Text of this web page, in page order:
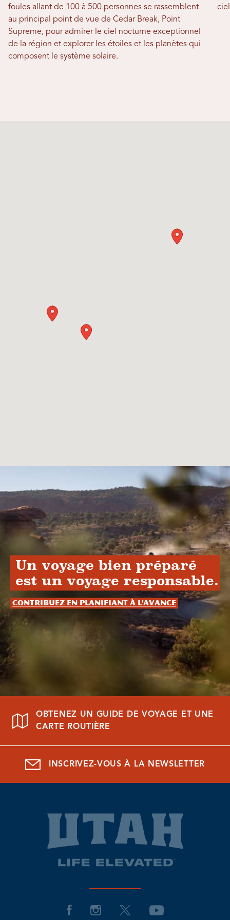
foules allant de 100 à 500 personnes se rassemblent
au principal point de vue de Cedar Break, Point
Supreme, pour admirer le ciel nocturne exceptionnel
de la région et explorer les étoiles et les planètes qui
composent le système solaire.
Un voyage bien préparé
est un voyage responsable.
Contribuez en planifiant à l'avance
OBTENEZ UN GUIDE DE VOYAGE ET UNE
CARTE ROUTIÈRE
INSCRIVEZ-VOUS À LA NEWSLETTER